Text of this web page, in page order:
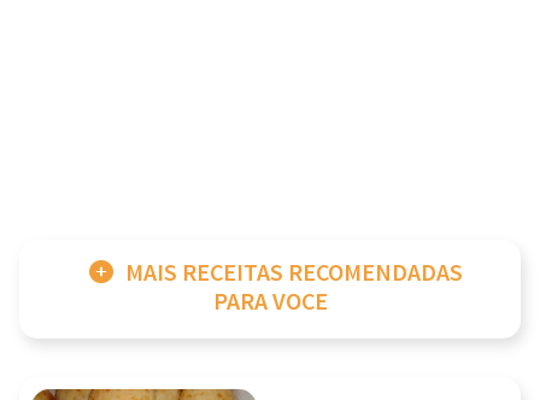
MAIS RECEITAS RECOMENDADAS
PARA VOCE